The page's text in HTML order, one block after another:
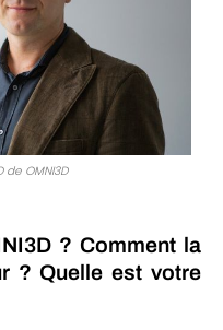
de OMNI3D
? Comment la
? Quelle est votre